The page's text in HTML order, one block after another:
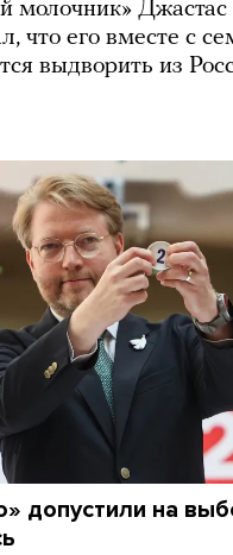
молочник» Джастас
что его вместе с
выдворить из
допустили на